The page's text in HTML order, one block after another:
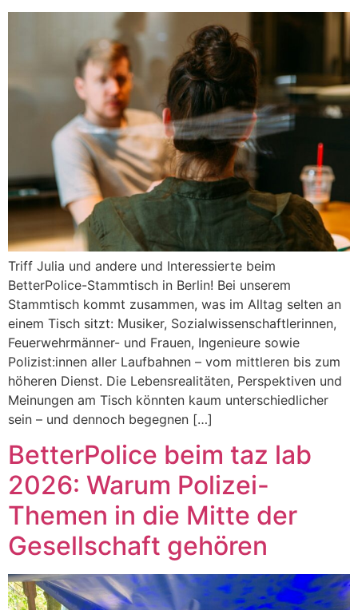
Triff Julia und andere und Interessierte beim
BetterPolice-Stammtisch in Berlin! Bei unserem
Stammtisch kommt zusammen, was im Alltag selten an
einem Tisch sitzt: Musiker, Sozialwissenschaftlerinnen,
Feuerwehrmänner- und Frauen, Ingenieure sowie
Polizist:innen aller Laufbahnen – vom mittleren bis zum
höheren Dienst. Die Lebensrealitäten, Perspektiven und
Meinungen am Tisch könnten kaum unterschiedlicher
sein – und dennoch begegnen […]
BetterPolice beim taz lab
2026: Warum Polizei-
Themen in die Mitte der
Gesellschaft gehören